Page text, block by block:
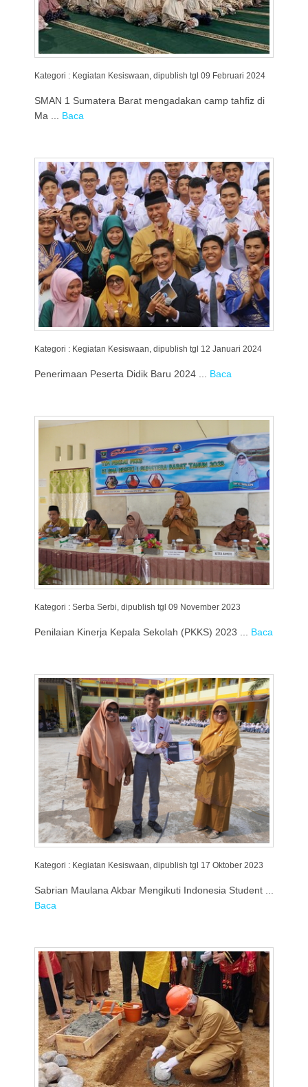
Kategori : Kegiatan Kesiswaan, dipublish tgl 09 Februari 2024
SMAN 1 Sumatera Barat mengadakan camp tahfiz di
Ma ... Baca
Kategori : Kegiatan Kesiswaan, dipublish tgl 12 Januari 2024
Penerimaan Peserta Didik Baru 2024 ... Baca
Kategori : Serba Serbi, dipublish tgl 09 November 2023
Penilaian Kinerja Kepala Sekolah (PKKS) 2023 ... Baca
Kategori : Kegiatan Kesiswaan, dipublish tgl 17 Oktober 2023
Sabrian Maulana Akbar Mengikuti Indonesia Student ...
Baca